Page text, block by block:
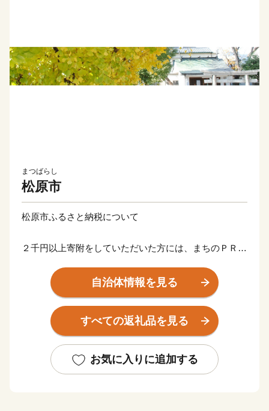
まつばらし
松原市
松原市ふるさと納税について
２千円以上寄附をしていただいた方には、まちのＰＲも
【ご注意】
※お礼の品のお届けには1～2ヶ月程度かかることがあり
おりません。
※特典の送付は、松原市外にお住まいの方に限らせてい
自治体情報を見る
すべての返礼品を見る
お気に入りに追加する